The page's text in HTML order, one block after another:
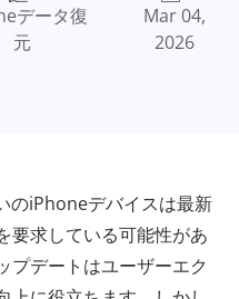
データ復
元
Mar 04,
2026
のiPhoneデバイスは最新
要求している可能性があ
プデートはユーザーエク